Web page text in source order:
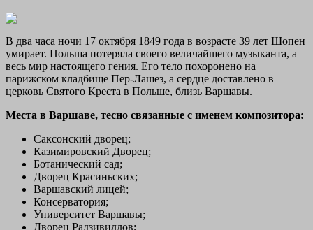
В два часа ночи 17 октября 1849 года в возрасте 39 лет Шопен
умирает. Польша потеряла своего величайшего музыканта, а
весь мир настоящего гения. Его тело похоронено на
парижском кладбище Пер-Лашез, а сердце доставлено в
церковь Святого Креста в Польше, близь Варшавы.
Места в Варшаве, тесно связанные с именем композитора:
Саксонский дворец;
Казимировский Дворец;
Ботанический сад;
Дворец Красиньских;
Варшавский лицей;
Консерватория;
Университет Варшавы;
Дворец Радзивиллов;